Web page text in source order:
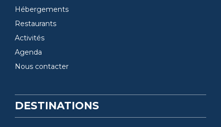
Hébergements
Restaurants
Activités
Agenda
Nous contacter
DESTINATIONS